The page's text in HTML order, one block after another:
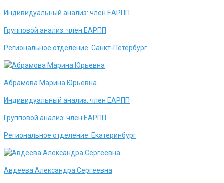
Индивидуальный анализ: член ЕАРПП
Групповой анализ: член ЕАРПП
Региональное отделение: Санкт-Петербург
Абрамова Марина Юрьевна
Индивидуальный анализ: член ЕАРПП
Групповой анализ: член ЕАРПП
Региональное отделение: Екатеринбург
Авдеева Александра Сергеевна